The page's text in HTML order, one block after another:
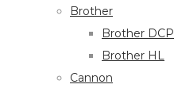
Brother
Brother DCP
Brother HL
Cannon